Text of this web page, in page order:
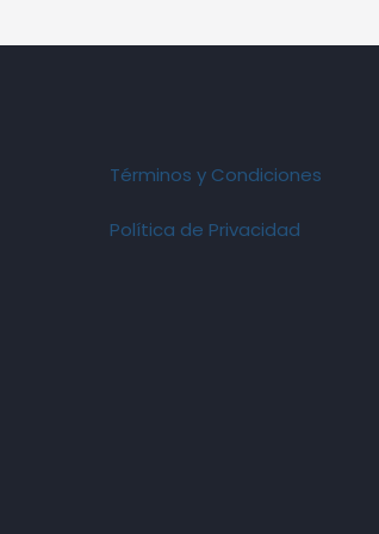
Términos y Condiciones
Política de Privacidad